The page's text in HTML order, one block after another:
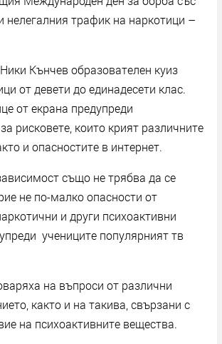
нелегалния трафик на наркотици –
Кънчев образователен куиз
от девети до единадесети клас.
от екрана предупреди
рисковете, които крият различните
и опасностите в интернет.
също не трябва да се
не по-малко опасности от
и други психоактивни
учениците популярният тв
на въпроси от различни
както и на такива, свързани с
на психоактивните вещества.